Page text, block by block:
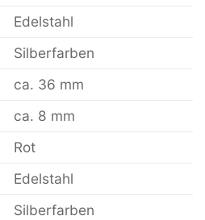
Edelstahl
Silberfarben
ca. 36 mm
ca. 8 mm
Rot
Edelstahl
Silberfarben